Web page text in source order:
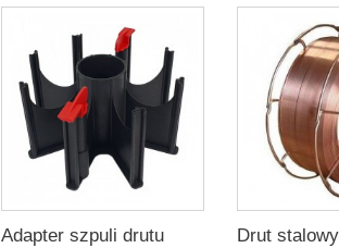
Adapter szpuli drutu
Drut